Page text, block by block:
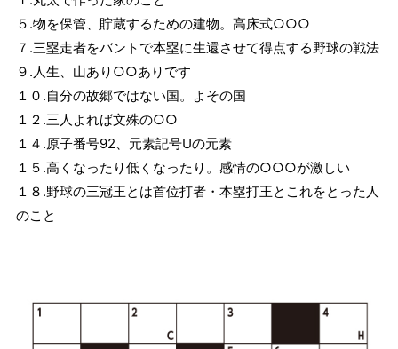
５.物を保管、貯蔵するための建物。高床式○○○
７.三塁走者をバントで本塁に生還させて得点する野球の戦法
９.人生、山あり○○ありです
１０.自分の故郷ではない国。よその国
１２.三人よれば文殊の○○
１４.原子番号92、元素記号Uの元素
１５.高くなったり低くなったり。感情の○○○が激しい
１８.野球の三冠王とは首位打者・本塁打王とこれをとった人
のこと